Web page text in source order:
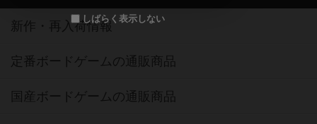
しばらく表示しない
新作・再入荷情報
定番ボードゲームの通販商品
国産ボードゲームの通販商品